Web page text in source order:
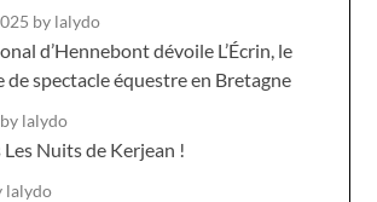
by lalydo
d’Hennebont dévoile L’Écrin, le
de spectacle équestre en Bretagne
by lalydo
Nuits de Kerjean !
lalydo